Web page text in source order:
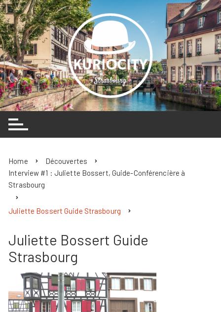
Skip
to
content
Home
Découvertes
Interview #1 : Juliette Bossert, Guide-Conférencière à
Strasbourg
Juliette Bossert Guide Strasbourg
Juliette Bossert Guide
Strasbourg